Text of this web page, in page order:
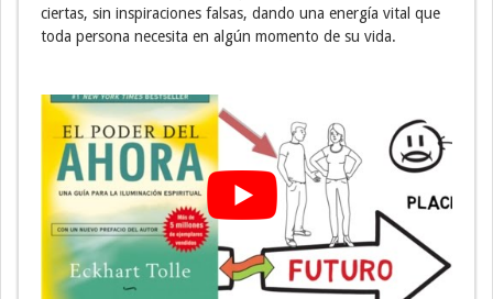
ciertas, sin inspiraciones falsas, dando una energía vital que
toda persona necesita en algún momento de su vida.